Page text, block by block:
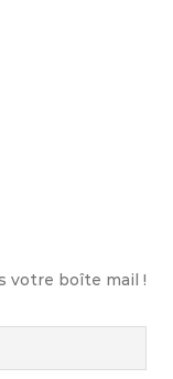
votre boîte mail !